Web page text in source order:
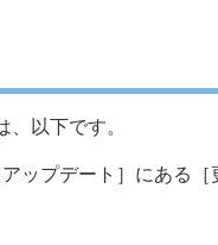
以下です。
プデート］にある［